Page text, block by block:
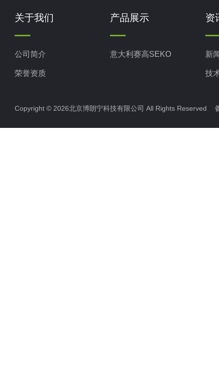
关于我们
公司简介
荣誉资质
产品展示
意大利赛高SEKO
资
新
技
Copyright © 2026北京博朗宁科技有限公司 All Rights Reserved